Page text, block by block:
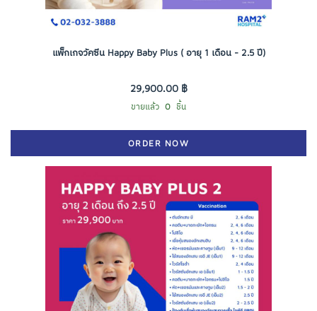
แพ็กเกจวัคซีน Happy Baby Plus ( อายุ 1 เดือน - 2.5 ปี)
29,900.00 ฿
ขายแล้ว 0 ชิ้น
ORDER NOW